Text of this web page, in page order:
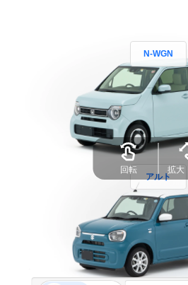
N-WGN
アルト
回転 拡大